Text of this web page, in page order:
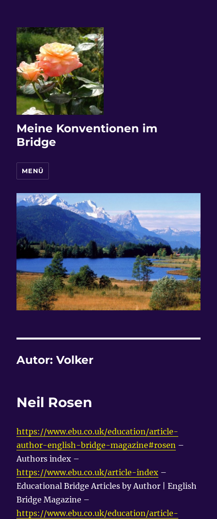
Meine Konventionen im
Bridge
MENÜ
Autor:Volker
Neil Rosen
https://www.ebu.co.uk/education/article-
author-english-bridge-magazine#rosen –
Authors index –
https://www.ebu.co.uk/article-index –
Educational Bridge Articles by Author | English
Bridge Magazine –
https://www.ebu.co.uk/education/article-